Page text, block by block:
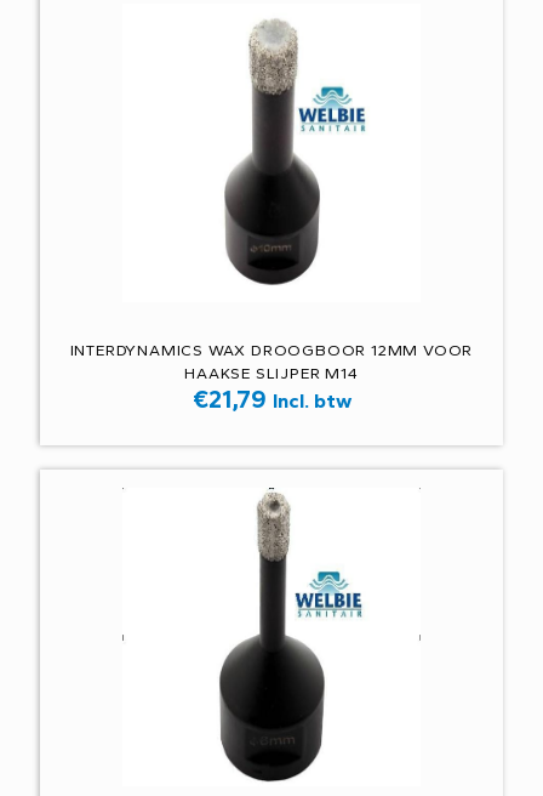
INTERDYNAMICS WAX DROOGBOOR 12MM VOOR
HAAKSE SLIJPER M14
€21,79 Incl. btw